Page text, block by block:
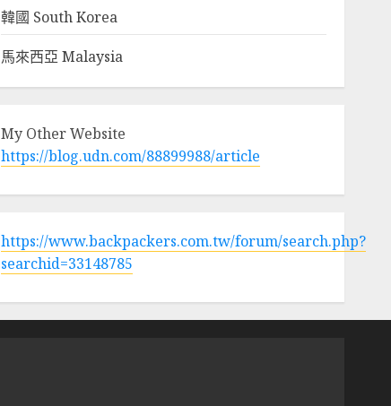
韓國 South Korea
馬來西亞 Malaysia
My Other Website
https://blog.udn.com/88899988/article
https://www.backpackers.com.tw/forum/search.php?
searchid=33148785